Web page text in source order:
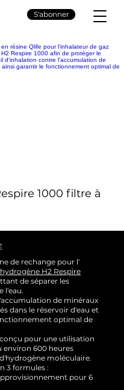
S'abonner
1000 filtre à
de rechange pour l'
H2 Respire
de séparer les
l'eau.
de minéraux
dans le réservoir d'eau et
optimal de
pour une utilisation
environ 600 heures
moléculaire.
3 formules :
pour 6